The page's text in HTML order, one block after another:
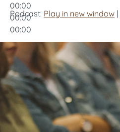
00:00
00:00
00:00
Podcast: Play in new window |